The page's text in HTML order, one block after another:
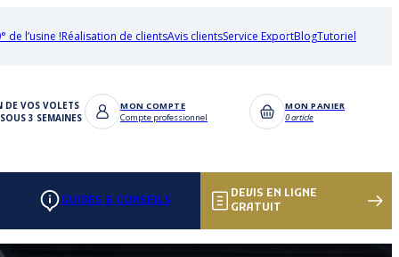
de l’usine !Réalisation de clientsAvis clientsService ExportBlogTutoriel
DE VOS VOLETS
3 SEMAINES
MON COMPTE
Compte professionnel
MON PANIER
0 article
GUIDES & CONSEILS
DEVIS EN LIGNE
GRATUIT